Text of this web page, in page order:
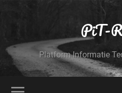
PiT-
Platform Informatie